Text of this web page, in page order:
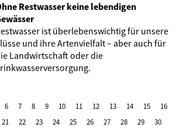
Restwasser keine lebendigen
ist überlebenswichtig für unsere
und ihre Artenvielfalt – aber auch für
Landwirtschaft oder die
6 7 8 9 10 11 12 13 14 15
16
21 22 23 24 25 26 27 28 29
30